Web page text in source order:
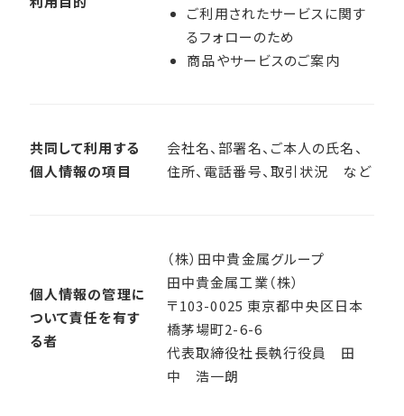
ご利用されたサービスに関す
るフォローのため
商品やサービスのご案内
共同して利用する
個人情報の項目
会社名、部署名、ご本人の氏名、
住所、電話番号、取引状況 など
個人情報の管理に
ついて責任を有す
る者
（株）田中貴金属グループ
田中貴金属工業（株）
〒103-0025 東京都中央区日本
橋茅場町2-6-6
代表取締役社長執行役員 田
中 浩一朗